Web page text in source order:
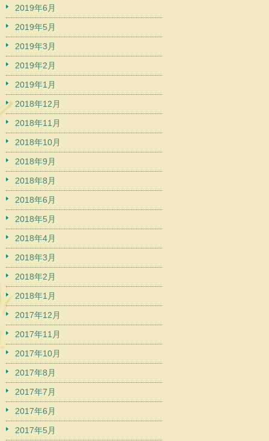
2019年6月
2019年5月
2019年3月
2019年2月
2019年1月
2018年12月
2018年11月
2018年10月
2018年9月
2018年8月
2018年6月
2018年5月
2018年4月
2018年3月
2018年2月
2018年1月
2017年12月
2017年11月
2017年10月
2017年8月
2017年7月
2017年6月
2017年5月